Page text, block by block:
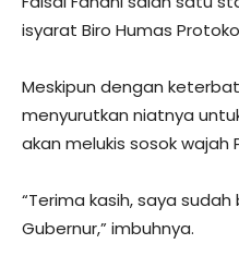
isyarat Biro Humas
Meskipun dengan
menyurutkan niatnya
akan melukis sosok wajah
“Terima kasih, saya
Gubernur,” imbuhnya.